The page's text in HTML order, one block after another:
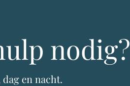
nodig?
en nacht.